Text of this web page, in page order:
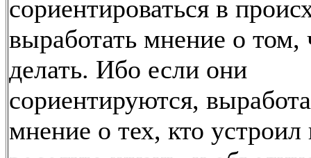
сориентироваться в
выработать мнение о том,
делать. Ибо если они
сориентируются,
мнение о тех, кто устроил